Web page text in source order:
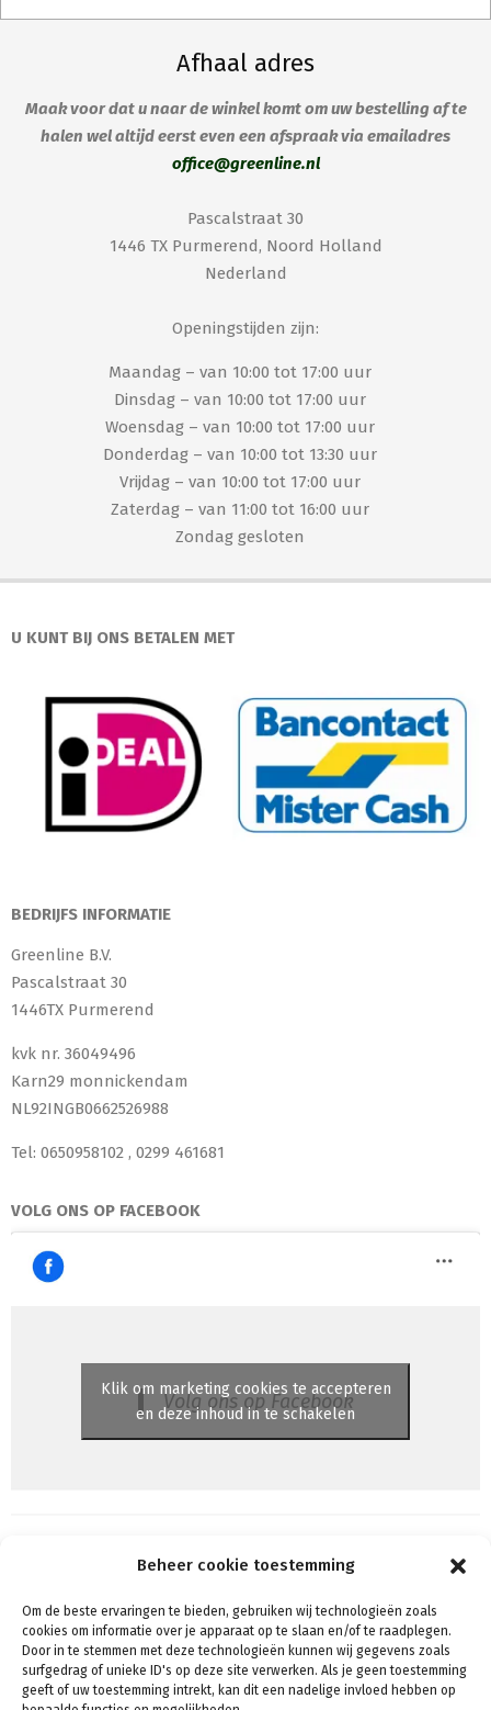
Beheer cookie toestemming
Om de beste ervaringen te bieden, gebruiken wij technologieën zoals
cookies om informatie over je apparaat op te slaan en/of te raadplegen.
Door in te stemmen met deze technologieën kunnen wij gegevens zoals
surfgedrag of unieke ID's op deze site verwerken. Als je geen toestemming
geeft of uw toestemming intrekt, kan dit een nadelige invloed hebben op
Afhaal adres
Maak voor dat u naar de winkel komt om uw bestelling af te
halen wel altijd eerst even een afspraak via emailadres
office@greenline.nl
Pascalstraat 30
1446 TX Purmerend, Noord Holland
Nederland
Openingstijden zijn:
Maandag – van 10:00 tot 17:00 uur
Dinsdag – van 10:00 tot 17:00 uur
Woensdag – van 10:00 tot 17:00 uur
Donderdag – van 10:00 tot 13:30 uur
Vrijdag – van 10:00 tot 17:00 uur
Zaterdag – van 11:00 tot 16:00 uur
Zondag gesloten
U KUNT BIJ ONS BETALEN MET
BEDRIJFS INFORMATIE
Greenline B.V.
Pascalstraat 30
1446TX Purmerend
kvk nr. 36049496
Karn29 monnickendam
NL92INGB0662526988
Tel: 0650958102 , 0299 461681
VOLG ONS OP FACEBOOK
Volg ons op Facebook
Klik om marketing cookies te accepteren
en deze inhoud in te schakelen
Algemene voorwaarden
Voorwaarden & condities
Cookiebeleid (EU)
Privacy